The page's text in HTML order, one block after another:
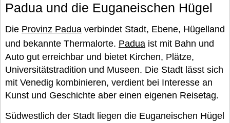
Padua und die Euganeischen Hügel
Die Provinz Padua verbindet Stadt, Ebene, Hügelland
und bekannte Thermalorte. Padua ist mit Bahn und
Auto gut erreichbar und bietet Kirchen, Plätze,
Universitätstradition und Museen. Die Stadt lässt sich
mit Venedig kombinieren, verdient bei Interesse an
Kunst und Geschichte aber einen eigenen Reisetag.
Südwestlich der Stadt liegen die Euganeischen Hügel